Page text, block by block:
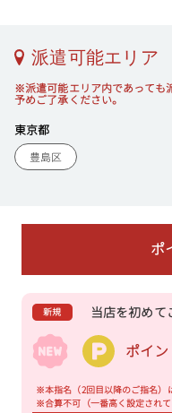
派遣可能エリア
※派遣可能エリア内であっても
予めご了承ください。
東京都
豊島区
ポ
新規 当店を初めて
ポイン
※本指名（2回目以降のご指名）
※合算不可（一番高く設定され